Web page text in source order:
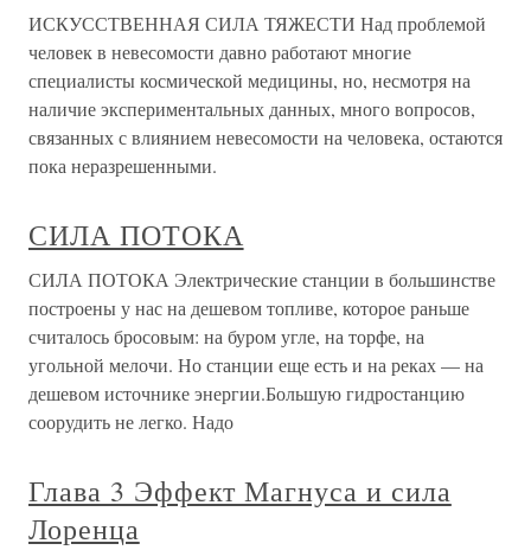
ИСКУССТВЕННАЯ СИЛА ТЯЖЕСТИ Над проблемой
человек в невесомости давно работают многие
специалисты космической медицины, но, несмотря на
наличие экспериментальных данных, много вопросов,
связанных с влиянием невесомости на человека, остаются
пока неразрешенными.
СИЛА ПОТОКА
СИЛА ПОТОКА Электрические станции в большинстве
построены у нас на дешевом топливе, которое раньше
считалось бросовым: на буром угле, на торфе, на
угольной мелочи. Но станции еще есть и на реках — на
дешевом источнике энергии.Большую гидростанцию
соорудить не легко. Надо
Глава 3 Эффект Магнуса и сила
Лоренца